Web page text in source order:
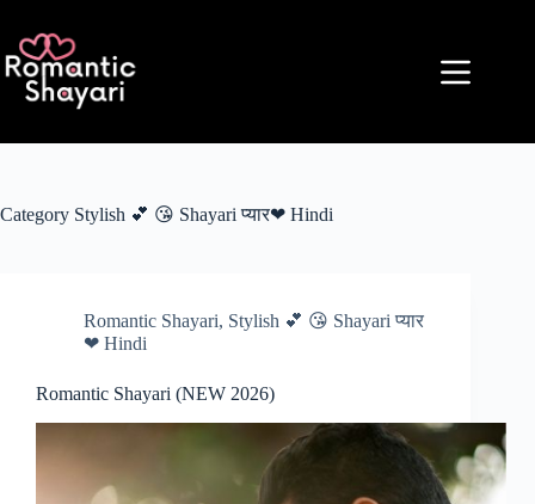
content
Category Stylish 💕 😘 Shayari प्यार❤ Hindi
Romantic Shayari, Stylish 💕 😘 Shayari प्यार
❤ Hindi
Romantic Shayari (NEW 2026)